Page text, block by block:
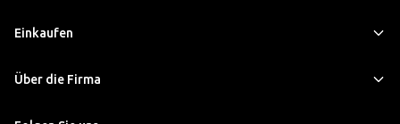
Einkaufen
Über die Firma